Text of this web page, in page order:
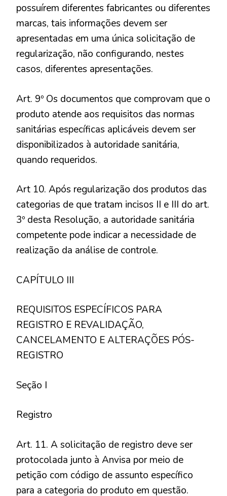
possuírem diferentes fabricantes ou diferentes
marcas, tais informações devem ser
apresentadas em uma única solicitação de
regularização, não configurando, nestes
casos, diferentes apresentações.
Art. 9º Os documentos que comprovam que o
produto atende aos requisitos das normas
sanitárias específicas aplicáveis devem ser
disponibilizados à autoridade sanitária,
quando requeridos.
Art 10. Após regularização dos produtos das
categorias de que tratam incisos II e III do art.
3º desta Resolução, a autoridade sanitária
competente pode indicar a necessidade de
realização da análise de controle.
CAPÍTULO III
REQUISITOS ESPECÍFICOS PARA
REGISTRO E REVALIDAÇÃO,
CANCELAMENTO E ALTERAÇÕES PÓS-
REGISTRO
Seção I
Registro
Art. 11. A solicitação de registro deve ser
protocolada junto à Anvisa por meio de
petição com código de assunto específico
para a categoria do produto em questão.